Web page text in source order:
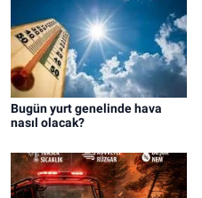
Bugün yurt genelinde hava
nasıl olacak?